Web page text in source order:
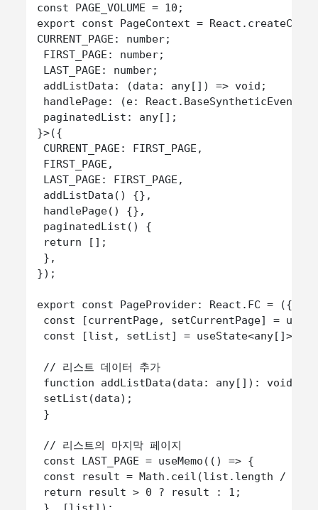
const PAGE_VOLUME = 10;
export const PageContext =
CURRENT_PAGE: number;
FIRST_PAGE: number;
LAST_PAGE: number;
addListData: (data: any[]) => void;
handlePage: (e: React.BaseSyntheticEvent)
paginatedList: any[];
}>({
CURRENT_PAGE: FIRST_PAGE,
FIRST_PAGE,
LAST_PAGE: FIRST_PAGE,
addListData() {},
handlePage() {},
paginatedList() {
return [];
},
});
export const PageProvider: React.FC = ({
const [currentPage, setCurrentPage] =
const [list, setList] =
// 리스트 데이터 추가
function addListData(data: any[]): void {
setList(data);
}
// 리스트의 마지막 페이지
const LAST_PAGE = useMemo(() => {
const result = Math.ceil(list.length /
return result > 0 ? result : 1;